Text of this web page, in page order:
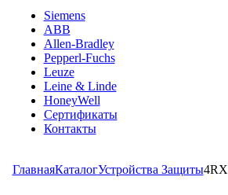
Siemens
ABB
Allen-Bradley
Pepperl-Fuchs
Leuze
Leine & Linde
HoneyWell
Сертификаты
Контакты
ГлавнаяКаталогУстройства Защиты4RX